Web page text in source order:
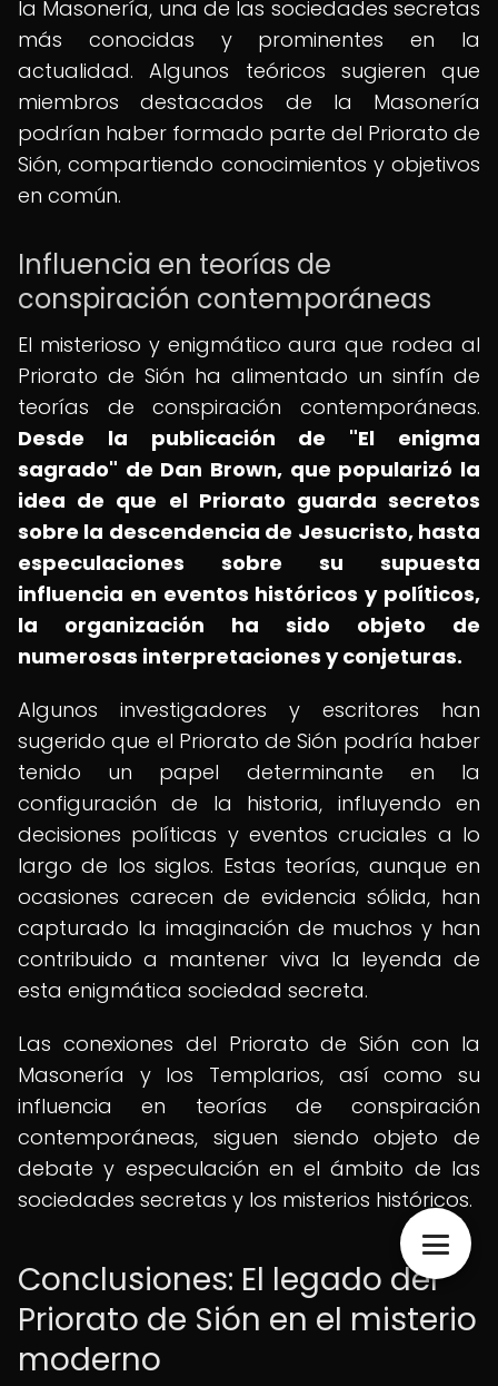
la Masonería, una de las sociedades secretas
más conocidas y prominentes en la
actualidad. Algunos teóricos sugieren que
miembros destacados de la Masonería
podrían haber formado parte del Priorato de
Sión, compartiendo conocimientos y objetivos
en común.
Influencia en teorías de
conspiración contemporáneas
El misterioso y enigmático aura que rodea al
Priorato de Sión ha alimentado un sinfín de
teorías de conspiración contemporáneas.
Desde la publicación de "El enigma
sagrado" de Dan Brown, que popularizó la
idea de que el Priorato guarda secretos
sobre la descendencia de Jesucristo, hasta
especulaciones sobre su supuesta
influencia en eventos históricos y políticos,
la organización ha sido objeto de
numerosas interpretaciones y conjeturas.
Algunos investigadores y escritores han
sugerido que el Priorato de Sión podría haber
tenido un papel determinante en la
configuración de la historia, influyendo en
decisiones políticas y eventos cruciales a lo
largo de los siglos. Estas teorías, aunque en
ocasiones carecen de evidencia sólida, han
capturado la imaginación de muchos y han
contribuido a mantener viva la leyenda de
esta enigmática sociedad secreta.
Las conexiones del Priorato de Sión con la
Masonería y los Templarios, así como su
influencia en teorías de conspiración
contemporáneas, siguen siendo objeto de
debate y especulación en el ámbito de las
sociedades secretas y los misterios históricos.
Conclusiones: El legado del
Priorato de Sión en el misterio
moderno